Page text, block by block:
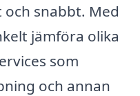
snabbt. Med
jämföra olika
som
och annan